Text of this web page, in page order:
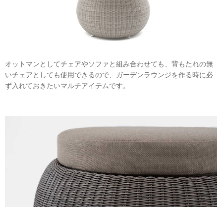
オットマンとしてチェアやソファと組み合わせても、背もたれの無
いチェアとしても使用できるので、ガーデンラウンジを作る時に必
ず入れておきたいマルチアイテムです。